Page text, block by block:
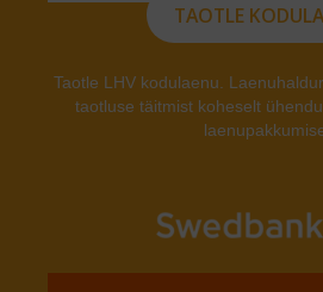
TAOTLE
Taotle LHV kodulaenu.
taotluse täitmist koheselt